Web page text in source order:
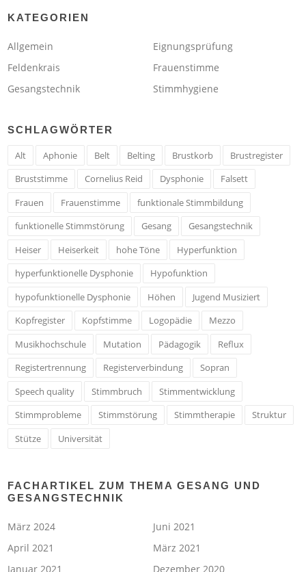
KATEGORIEN
Allgemein
Eignungsprüfung
Feldenkrais
Frauenstimme
Gesangstechnik
Stimmhygiene
SCHLAGWÖRTER
Alt Aphonie Belt Belting Brustkorb
Brustregister
Bruststimme
Cornelius Reid Dysphonie
Falsett
Frauen
Frauenstimme
funktionale Stimmbildung
funktionelle Stimmstörung
Gesang
Gesangstechnik
Heiser
Heiserkeit hohe Töne
Hyperfunktion
hyperfunktionelle Dysphonie
Hypofunktion
hypofunktionelle Dysphonie
Höhen
Jugend Musiziert
Kopfregister
Kopfstimme Logopädie
Mezzo
Musikhochschule
Mutation Pädagogik
Reflux
Registertrennung
Registerverbindung
Sopran
Speech quality
Stimmbruch
Stimmentwicklung
Stimmprobleme
Stimmstörung Stimmtherapie
Struktur
Stütze
Universität
FACHARTIKEL ZUM THEMA GESANG UND
GESANGSTECHNIK
März 2024
Juni 2021
April 2021
März 2021
Januar 2021
Dezember 2020